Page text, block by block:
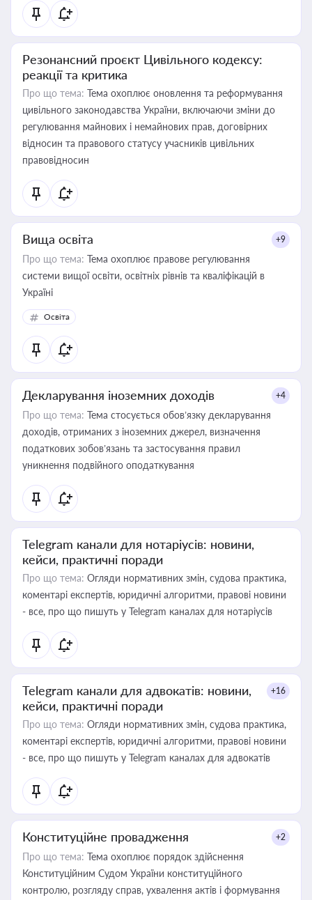
Резонансний проєкт Цивільного кодексу:
реакції та критика
Про що тема: Тема охоплює оновлення та реформування
цивільного законодавства України, включаючи зміни до
регулювання майнових і немайнових прав, договірних
відносин та правового статусу учасників цивільних
правовідносин
Вища освіта +9
Про що тема: Тема охоплює правове регулювання
системи вищої освіти, освітніх рівнів та кваліфікацій в
Україні
Освіта
Декларування іноземних доходів +4
Про що тема: Тема стосується обов’язку декларування
доходів, отриманих з іноземних джерел, визначення
податкових зобов’язань та застосування правил
уникнення подвійного оподаткування
Telegram канали для нотаріусів: новини,
кейси, практичні поради
Про що тема: Огляди нормативних змін, судова практика,
коментарі експертів, юридичні алгоритми, правові новини
- все, про що пишуть у Telegram каналах для нотаріусів
Telegram канали для адвокатів: новини,
кейси, практичні поради
+16
Про що тема: Огляди нормативних змін, судова практика,
коментарі експертів, юридичні алгоритми, правові новини
- все, про що пишуть у Telegram каналах для адвокатів
Конституційне провадження +2
Про що тема: Тема охоплює порядок здійснення
Конституційним Судом України конституційного
контролю, розгляду справ, ухвалення актів і формування